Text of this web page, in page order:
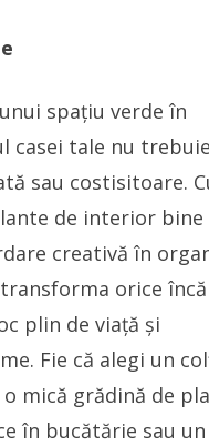
spațiu verde în
casei tale nu
sau costisitoare.
de interior bine
creativă în
orice
plin de viață și
Fie că alegi un
mică grădină de
în bucătărie sau un